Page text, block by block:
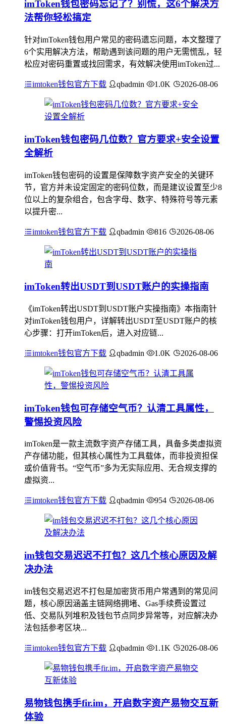
imToken钱包密码忘记了？别慌，这6个解决方
法帮你轻松搞定
针对imToken钱包用户常见的密码遗忘问题，本文整理了
6个实用解决方法，帮助遇到该问题的用户无需慌乱，轻
松应对密码重置或找回需求，有效解决使用imToken过...
imtoken钱包官方下载 qbadmin 1.0K 2026-08-06
imToken钱包密码几位数？官方要求+安全设置
全解析
imToken钱包密码的设置是保障数字资产安全的关键环
节，官方并未设定固定的密码位数，而是建议设置至少8
位以上的复杂组合，包含字母、数字、特殊符号等元素
以提升密...
imtoken钱包官方下载 qbadmin 816 2026-08-06
imToken转出USDT到USDT账户的实操指南
《imToken转出USDT到USDT账户实操指南》本指南针
对imToken钱包用户，详解转出USDT至USDT账户的核
心步骤：打开imToken后，进入对应链...
imtoken钱包官方下载 qbadmin 1.0K 2026-08-06
imToken钱包可存储空气币？认清工具属性，
警惕投资风险
imToken是一款主流数字资产存储工具，具备多类虚拟资
产存储功能，但其核心属性为工具载体，而非投资担保
或价值背书。“空气币”多为无实际应用、无合规支撑的
虚拟资...
imtoken钱包官方下载 qbadmin 954 2026-08-06
im钱包交易迟迟不打包？这几个核心原因及解
决办法
im钱包交易迟迟不打包是加密货币用户常遇到的常见问
题，核心原因涵盖主链网络拥堵、Gas手续费设置过
低、交易队列堆积及钱包节点同步异常等，对应解决办
法包括参考区块...
imtoken钱包官方下载 qbadmin 1.1K 2026-08-06
易物钱包携手fir.im，开启数字资产易物交互新
体验